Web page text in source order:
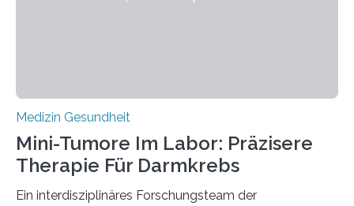
Medizin Gesundheit
Mini-Tumore Im Labor: Präzisere
Therapie Für Darmkrebs
Ein interdisziplinäres Forschungsteam der